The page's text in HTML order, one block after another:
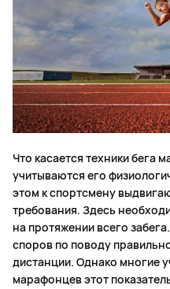
Что касается техники бега
учитываются его
этом к спортсмену
требования. Здесь
на протяжении всего
споров по поводу
дистанции. Однако многие
марафонцев этот